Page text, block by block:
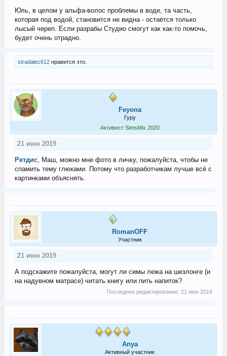
Юль, в целом у альфа-волос проблемы в воде, та часть,
которая под водой, становится не видна - остаётся только
лысый череп. Если разрабы Студио смогут как как-то помочь,
будет очень отрадно.
stradalec612нравится это.
Feyona
Гуру
Активист SimsMix 2020
21 июн 2019
Ретдис, Маш, можно мне фото в личку, пожалуйста, чтобы не
спамить тему глюками. Потому что разработчикам лучше всё с
картинками объяснять.
RomanOFF
Участник
21 июн 2019
А подскажите пожалуйста, могут ли симы лежа на шезлонге (и
на надувном матрасе) читать книгу или пить напиток?
Последнее редактирование:21 июн 2019
Anya
Активный участник